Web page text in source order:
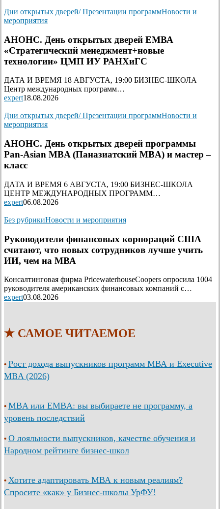
Дни открытых дверей/ Презентации программНовости и
мероприятия
АНОНС. День открытых дверей ЕМВА
«Стратегический менеджмент+новые
технологии» ЦМП ИУ РАНХиГС
ДАТА И ВРЕМЯ 18 АВГУСТА, 19:00 БИЗНЕС-ШКОЛА
Центр международных программ…
expert18.08.2026
Дни открытых дверей/ Презентации программНовости и
мероприятия
АНОНС. День открытых дверей программы
Pan-Asian MBA (Паназиатский MBA) и мастер –
класс
ДАТА И ВРЕМЯ 6 АВГУСТА, 19:00 БИЗНЕС-ШКОЛА
ЦЕНТР МЕЖДУНАРОДНЫХ ПРОГРАММ…
expert06.08.2026
Без рубрикиНовости и мероприятия
Руководители финансовых корпораций США
считают, что новых сотрудников лучше учить
ИИ, чем на МВА
Консалтинговая фирма PricewaterhouseCoopers опросила 1004
руководителя американских финансовых компаний с…
expert03.08.2026
★ САМОЕ ЧИТАЕМОЕ
• Рост дохода выпускников программ МВА и Executive
MBA (2026)
• MBA или EMBA: вы выбираете не программу, а
уровень последствий
• О лояльности выпускников, качестве обучения и
Народном рейтинге бизнес-школ
• Хотите адаптировать МВА к новым реалиям?
Спросите «как» у Бизнес-школы УрФУ!